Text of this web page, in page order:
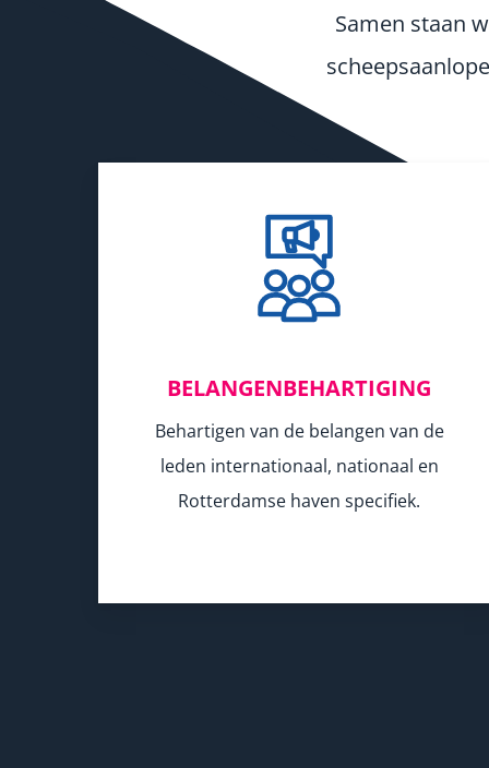
Samen staan
BELANGENBEHARTIGING
Behartigen van de belangen van de
leden internationaal, nationaal en
Rotterdamse haven specifiek.